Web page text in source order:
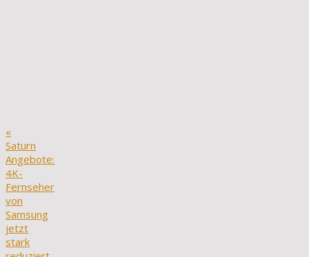
«
Saturn
Angebote:
4K-
Fernseher
von
Samsung
jetzt
stark